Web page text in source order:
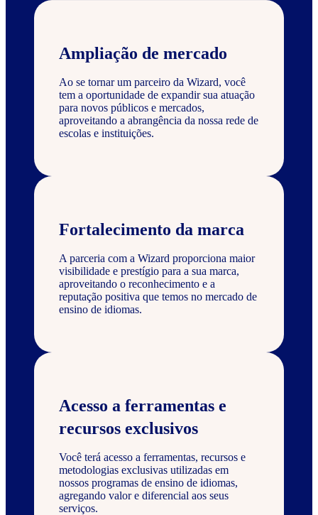
Ampliação de mercado
Ao se tornar um parceiro da Wizard, você
tem a oportunidade de expandir sua atuação
para novos públicos e mercados,
aproveitando a abrangência da nossa rede de
escolas e instituições.
Fortalecimento da marca
A parceria com a Wizard proporciona maior
visibilidade e prestígio para a sua marca,
aproveitando o reconhecimento e a
reputação positiva que temos no mercado de
ensino de idiomas.
Acesso a ferramentas e
recursos exclusivos
Você terá acesso a ferramentas, recursos e
metodologias exclusivas utilizadas em
nossos programas de ensino de idiomas,
agregando valor e diferencial aos seus
serviços.